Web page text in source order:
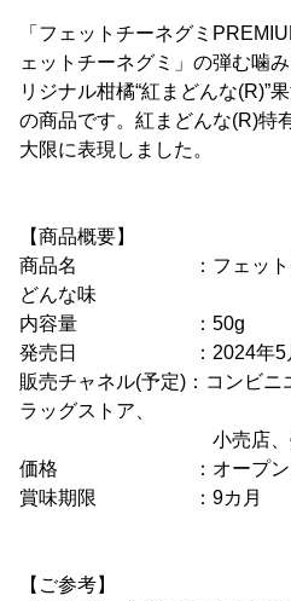
「フェットチーネグミ
ェットチーネグミ」の弾む噛
リジナル柑橘“紅まどんな(R)”
の商品です。紅まどんな(R)特
大限に表現しました。
【商品概要】
商品名 ：フェットチー
どんな味
内容量 ：50g
発売日 ：2024年5月
販売チャネル(予定)：コンビニ
ラッグストア、
小売店、売店
価格 ：オープンプ
賞味期限 ：9カ月
【ご参考】